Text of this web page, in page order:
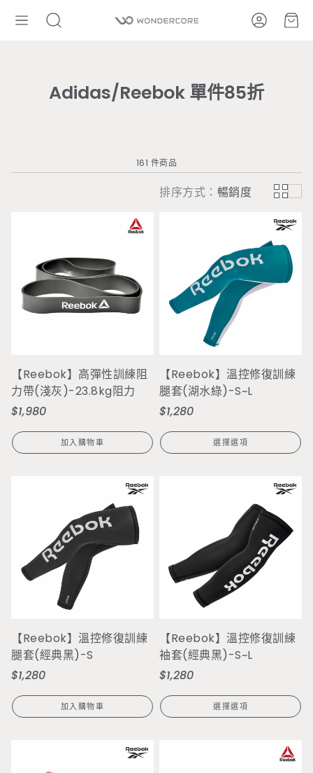
搜
帳號 購
Adidas/Reebok 單件85折
161 件商品
排序方式： 暢銷度
【Reebok】高彈性訓練阻
力帶(淺灰)-23.8kg阻力
定
價
$1,980
加入購物車
【Reebok】溫控修復訓練
腿套(湖水綠)-S~L
定
價
$1,280
選擇選項
【Reebok】溫控修復訓練
腿套(經典黑)-S
定
價
$1,280
加入購物車
【Reebok】溫控修復訓練
袖套(經典黑)-S~L
定
價
$1,280
選擇選項